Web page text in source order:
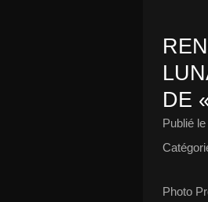
DE
Publié le
Photo